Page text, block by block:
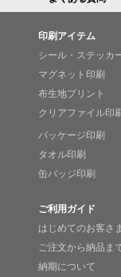
印刷アイテム
シール・ステッカ
マグネット印刷
布生地プリント
クリアファイル印刷
パッケージ印刷
タオル印刷
缶バッジ印刷
ご利用ガイド
はじめてのお客さ
ご注文から納品ま
納期について